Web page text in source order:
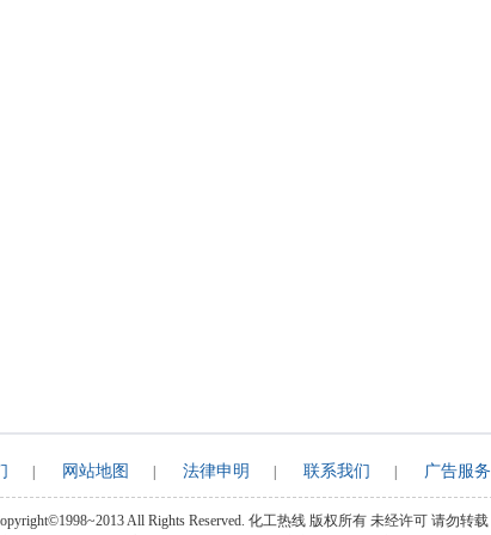
网站地图 法律申明 联系我们 广告服务
All Rights Reserved. 化工热线版权所有 未经许可 请勿转载